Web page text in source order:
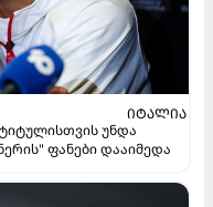
ᲘᲢᲐᲚᲘᲐ
უნდა
ფანები დააიმედა